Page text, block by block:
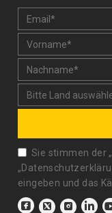
Sie stimmen der „
„
eingeben und das